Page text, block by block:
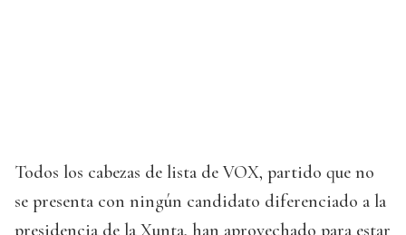
Todos los cabezas de lista de VOX, partido que no
se presenta con ningún candidato diferenciado a la